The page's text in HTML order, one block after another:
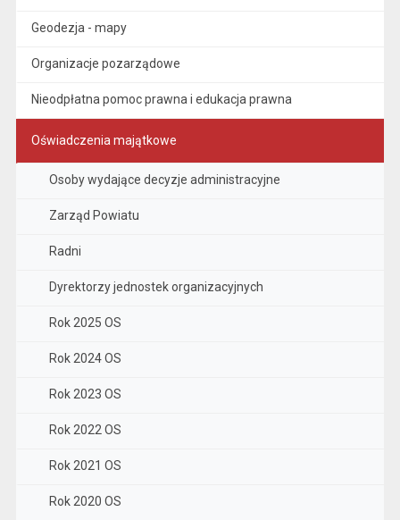
Geodezja - mapy
Organizacje pozarządowe
Nieodpłatna pomoc prawna i edukacja prawna
Oświadczenia majątkowe
Osoby wydające decyzje administracyjne
Zarząd Powiatu
Radni
Dyrektorzy jednostek organizacyjnych
Rok 2025 OS
Rok 2024 OS
Rok 2023 OS
Rok 2022 OS
Rok 2021 OS
Rok 2020 OS